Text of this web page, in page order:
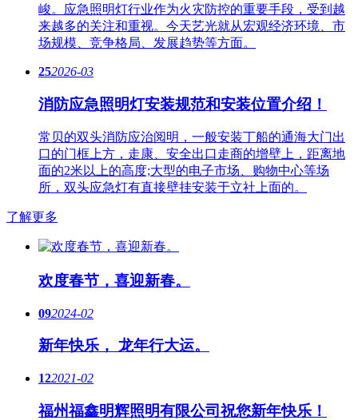
峻。应急​照明灯行业作为火灾防控的重要手段，受到越
来越多的关注和重视。今天艺光就从宏观经济环境、市
场规模、竞争格局、发展趋势等方面。
252026-03
消防应急照明灯安装规范和安装位置介绍！
常贝的双头消防应治阅明，一般安装丁船的通海大门出
口的门框上方，走康、安全出口走商的增壁上，距离地
面的2米以上的高度;大型的电子市场、购物中心等场
所，双头应急灯有直接壁挂安装于立社上面的。
了解更多
欢度春节，喜迎新春。
092024-02
新年快乐， 龙年行大运。
122021-02
福州福鑫明辉照明有限公司祝您新年快乐！